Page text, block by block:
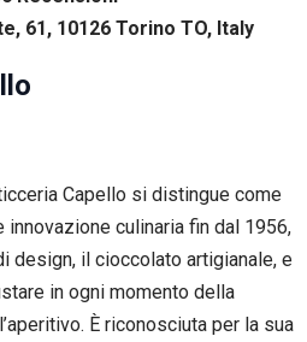
61, 10126 Torino TO, Italy
Capello si distingue come
culinaria fin dal 1956,
design, il cioccolato artigianale, e
in ogni momento della
È riconosciuta per la sua